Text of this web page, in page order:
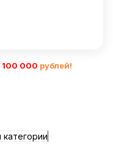
100 000 рублей!